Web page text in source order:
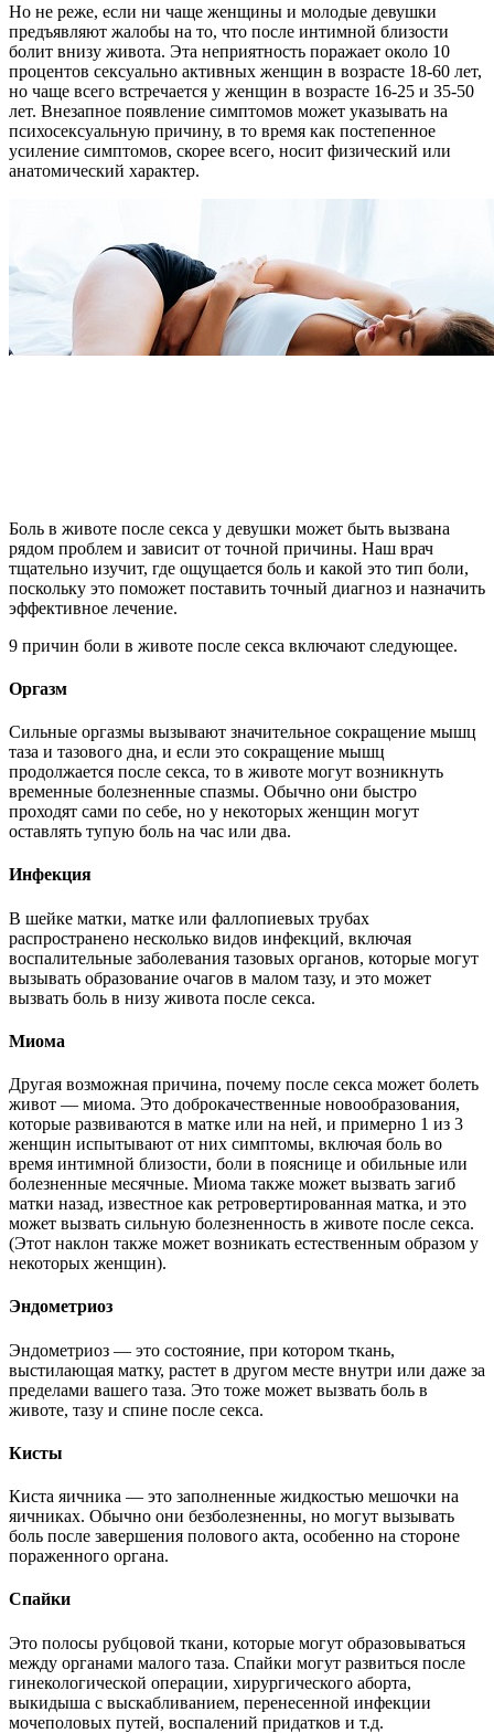
Но не реже, если ни чаще женщины и молодые девушки
предъявляют жалобы на то, что после интимной близости
болит внизу живота. Эта неприятность поражает около 10
процентов сексуально активных женщин в возрасте 18-60 лет,
но чаще всего встречается у женщин в возрасте 16-25 и 35-50
лет. Внезапное появление симптомов может указывать на
психосексуальную причину, в то время как постепенное
усиление симптомов, скорее всего, носит физический или
анатомический характер.
Боль в животе после секса у девушки может быть вызвана
рядом проблем и зависит от точной причины. Наш врач
тщательно изучит, где ощущается боль и какой это тип боли,
поскольку это поможет поставить точный диагноз и назначить
эффективное лечение.
9 причин боли в животе после секса включают следующее.
Оргазм
Сильные оргазмы вызывают значительное сокращение мышц
таза и тазового дна, и если это сокращение мышц
продолжается после секса, то в животе могут возникнуть
временные болезненные спазмы. Обычно они быстро
проходят сами по себе, но у некоторых женщин могут
оставлять тупую боль на час или два.
Инфекция
В шейке матки, матке или фаллопиевых трубах
распространено несколько видов инфекций, включая
воспалительные заболевания тазовых органов, которые могут
вызывать образование очагов в малом тазу, и это может
вызвать боль в низу живота после секса.
Миома
Другая возможная причина, почему после секса может болеть
живот — миома. Это доброкачественные новообразования,
которые развиваются в матке или на ней, и примерно 1 из 3
женщин испытывают от них симптомы, включая боль во
время интимной близости, боли в пояснице и обильные или
болезненные месячные. Миома также может вызвать загиб
матки назад, известное как ретровертированная матка, и это
может вызвать сильную болезненность в животе после секса.
(Этот наклон также может возникать естественным образом у
некоторых женщин).
Эндометриоз
Эндометриоз — это состояние, при котором ткань,
выстилающая матку, растет в другом месте внутри или даже за
пределами вашего таза. Это тоже может вызвать боль в
животе, тазу и спине после секса.
Кисты
Киста яичника — это заполненные жидкостью мешочки на
яичниках. Обычно они безболезненны, но могут вызывать
боль после завершения полового акта, особенно на стороне
пораженного органа.
Спайки
Это полосы рубцовой ткани, которые могут образовываться
между органами малого таза. Спайки могут развиться после
гинекологической операции, хирургического аборта,
выкидыша с выскабливанием, перенесенной инфекции
мочеполовых путей, воспалений придатков и т.д.